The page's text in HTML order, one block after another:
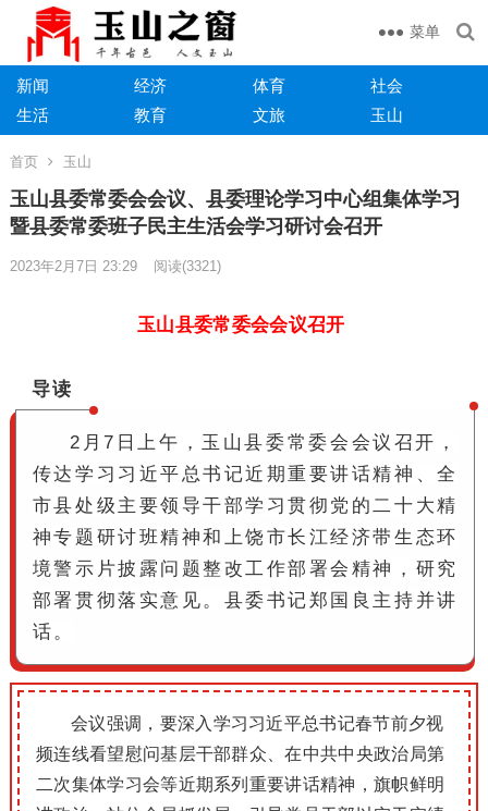
菜单
新闻 经济 体育
社会
生活
教育 文旅 玉山
首页 玉山
玉山县委常委会会议、县委理论学习中心组集体学习
暨县委常委班子民主生活会学习研讨会召开
2023年2月7日 23:29 阅读(3321)
玉山县委常委会会议召开
导读
2月7日上午，玉山县委常委会会议召开，
传达学习习近平总书记近期重要讲话精神、全
市县处级主要领导干部学习贯彻党的二十大精
神专题研讨班精神和上饶市长江经济带生态环
境警示片披露问题整改工作部署会精神，研究
部署贯彻落实意见。县委书记郑国良主持并讲
话。
会议强调，要深入学习习近平总书记春节前夕视
频连线看望慰问基层干部群众、在中共中央政治局第
二次集体学习会等近期系列重要讲话精神，旗帜鲜明